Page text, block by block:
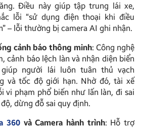
Điều này giúp tập trung lái xe,
lỗi “sử dụng điện thoại khi điều
– lỗi thường bị camera AI ghi nhận.
cảnh báo thông minh: Công nghệ
cảnh báo lệch làn và nhận diện biển
người lái luôn tuân thủ vạch
và tốc độ giới hạn. Nhờ đó, tài xế
vi phạm phổ biến như lấn làn, đi sai
dừng đỗ sai quy định.
360 và Camera hành trình: Hỗ trợ